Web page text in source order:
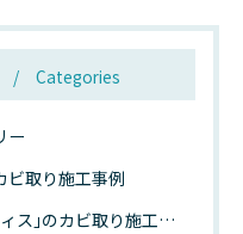
Categories
ー
ビ取り施工事例
｣のカビ取り施工事例